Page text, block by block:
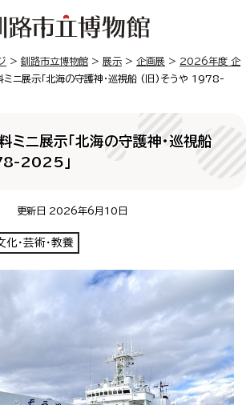
> 釧路市立博物館 > 展示 > 企画展 > 2026年度 企
ミニ展示「北海の守護神・巡視船 (旧)そうや 1978-
ミニ展示「北海の守護神・巡視船
2025」
更新日 2026年6月10日
化・芸術・教養